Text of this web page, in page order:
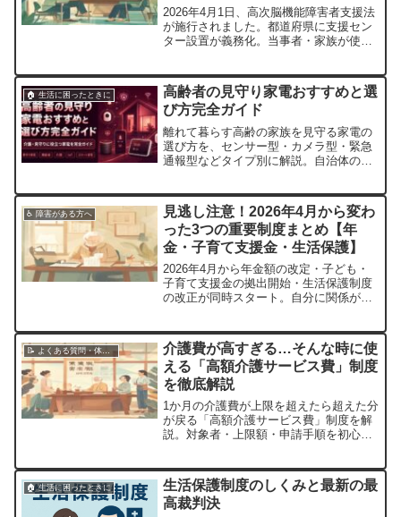
2026年4月1日、高次脳機能障害者支援法
が施行されました。都道府県に支援セン
ター設置が義務化。当事者・家族が使え
🏠 生活に困ったときに
高齢者の見守り家電おすすめと選
び方完全ガイド
離れて暮らす高齢の家族を見守る家電の
選び方を、センサー型・カメラ型・緊急
通報型などタイプ別に解説。自治体の補
♿ 障害がある方へ
見逃し注意！2026年4月から変わ
った3つの重要制度まとめ【年
金・子育て支援金・生活保護】
2026年4月から年金額の改定・子ども・
子育て支援金の拠出開始・生活保護制度
の改正が同時スタート。自分に関係があ
📝 よくある質問・体験談
介護費が高すぎる…そんな時に使
える「高額介護サービス費」制度
を徹底解説
1か月の介護費が上限を超えたら超えた分
が戻る「高額介護サービス費」制度を解
説。対象者・上限額・申請手順を初心者
🏠 生活に困ったときに
生活保護制度のしくみと最新の最
高裁判決